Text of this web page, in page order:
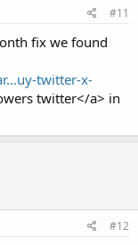
#11
fix we found
twitter-x-
twitter</a> in
#12